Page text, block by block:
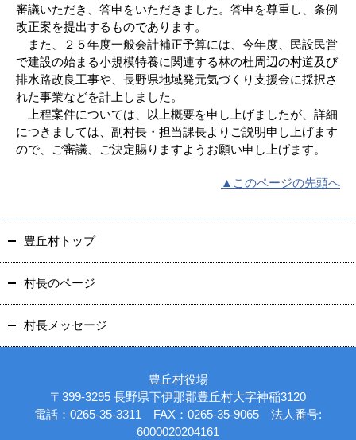
審議いただき、答申をいただきました。答申を尊重し、条例
改正案を提出するものであります。
また、２５年度一般会計補正予算には、今年度、民設民営
で建設の始まる小規模特養に関連する林の杜周辺の村道及び
排水路改良工事や、長野県地域発元気づくり支援金に採択さ
れた事業などを計上しました。
上程案件については、以上概要を申し上げましたが、詳細
につきましては、副村長・担当課長よりご説明申し上げます
ので、ご審議、ご決定賜りますようお願い申し上げます。
▲このページの先頭へ
豊丘村トップ
村長のページ
村長メッセージ
豊丘村役場
〒399-3295 長野県下伊那郡豊丘村大字神稲3120
電話：0265-35-3311 FAX：0265-35-9065 法人番号:
6000020204161